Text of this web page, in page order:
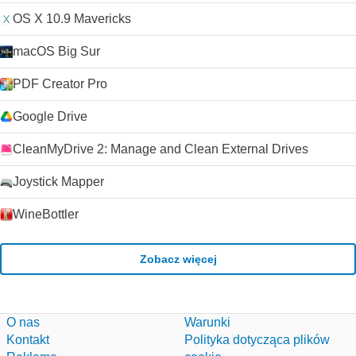
przeglądarkach .
OS X 10.9 Mavericks
macOS Big Sur
PDF Creator Pro
Google Drive
CleanMyDrive 2: Manage and Clean External Drives
Joystick Mapper
WineBottler
Zobacz więcej
O nas
Kontakt
Warunki
Polityka dotycząca plików